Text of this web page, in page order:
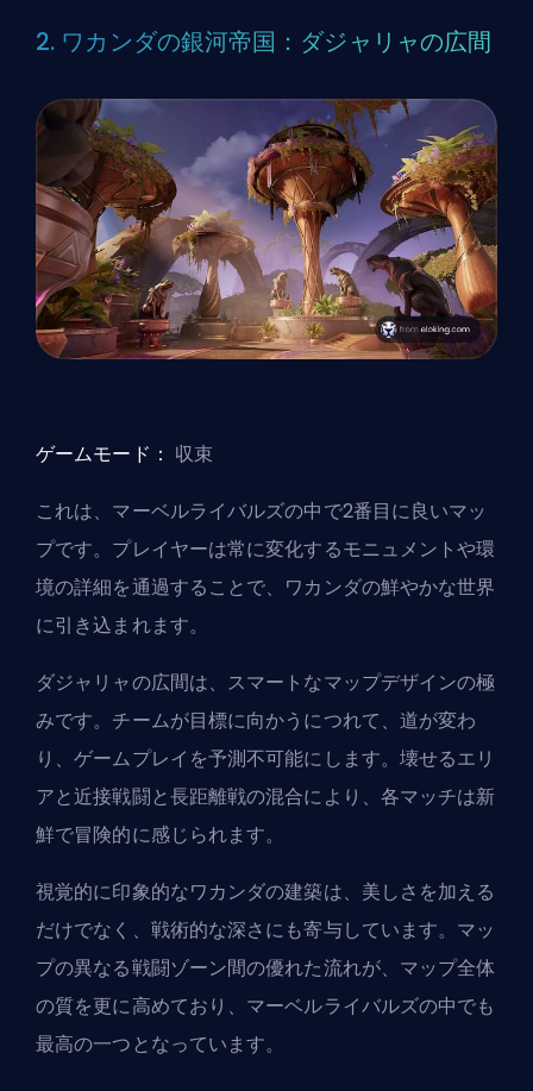
2. ワカンダの銀河帝国：ダジャリャの広間
ゲームモード： 収束
これは、マーベルライバルズの中で2番目に良いマッ
プです。プレイヤーは常に変化するモニュメントや環
境の詳細を通過することで、ワカンダの鮮やかな世界
に引き込まれます。
ダジャリャの広間は、スマートなマップデザインの極
みです。チームが目標に向かうにつれて、道が変わ
り、ゲームプレイを予測不可能にします。壊せるエリ
アと近接戦闘と長距離戦の混合により、各マッチは新
鮮で冒険的に感じられます。
視覚的に印象的なワカンダの建築は、美しさを加える
だけでなく、戦術的な深さにも寄与しています。マッ
プの異なる戦闘ゾーン間の優れた流れが、マップ全体
の質を更に高めており、マーベルライバルズの中でも
最高の一つとなっています。